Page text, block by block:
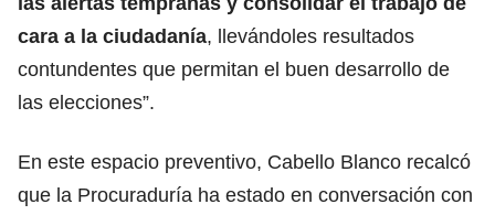
cara a la ciudadanía, llevándoles resultados
contundentes que permitan el buen desarrollo de
las elecciones”.
En este espacio preventivo, Cabello Blanco recalcó
que la Procuraduría ha estado en conversación con